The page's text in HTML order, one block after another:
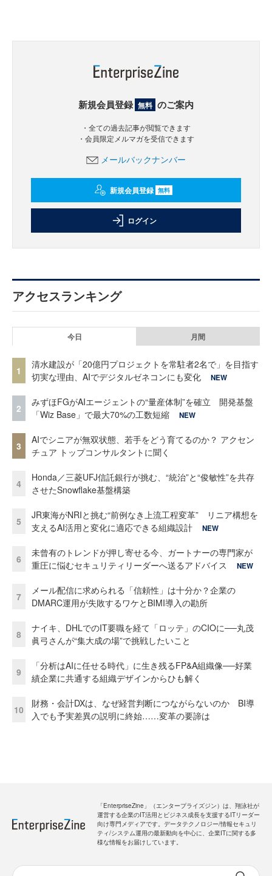
新規会員登録 無料 のご案内
・全ての過去記事が閲覧できます
・会員限定メルマガを受信できます
メールバックナンバー
新規会員登録 無料
ログイン
アクセスランキング
今日 月間
1
清水建設が「20億円プロジェクトを常駐者2名で」を目指す
切実な理由、AIでデジタルゼネコンにも変化
NEW
2
みずほFGがAIエージェントの“量産体制”を確立 開発基盤
「Wiz Base」で最大70%の工数短縮
NEW
3
AIでシニアが無双状態、若手をどう育てるのか？ アクセン
チュア トップコンサルタントに聞く
4
Honda／三菱UFJ信託銀行が挑む、“統治”と“俊敏性”を共存
させたSnowflake基盤構築
5
JR東海がNRIと挑む“前例なき上流工程変革” リニア構想を
支えるAI活用と変化に適応できる組織設計
NEW
6
未曾有のトレンドが押し寄せる今、ガートナーの専門家が
重圧に悩むセキュリティリーダーへ送るアドバイス
NEW
7
メール配信に求められる「信頼性」は十分か？企業の
DMARC運用が失敗するワケとBIMI導入の勘所
8
ナイキ、DHLでのIT要職を経て「ロッテ」のCIOに──丸茂
眞弓さんが“集大成の場”で挑戦したいこと
9
「分析はAIに任せる時代」に生き残るFP&A組織像──好業
績企業に共通する組織デザインからひも解く
10
財務・会計DXは、なぜ経営判断につながらないのか BI導
入でも予実差異の説明に終始……変革の要諦は
「EnterpriseZine」（エンタープライズジン）は、翔泳社が
運営する企業のIT活用とビジネス成長を支援するITリーダー
向け専門メディアです。データテクノロジー/情報セキュリ
ティ/システム運用の最新動向を中心に、企業ITに関する多
様な情報をお届けしています。